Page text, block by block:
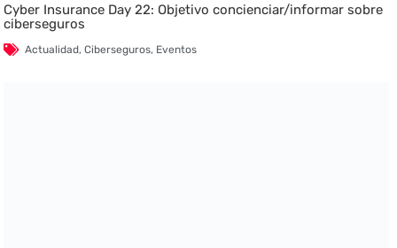
Cyber Insurance Day 22: Objetivo concienciar/informar sobre
ciberseguros
Actualidad,Ciberseguros, Eventos